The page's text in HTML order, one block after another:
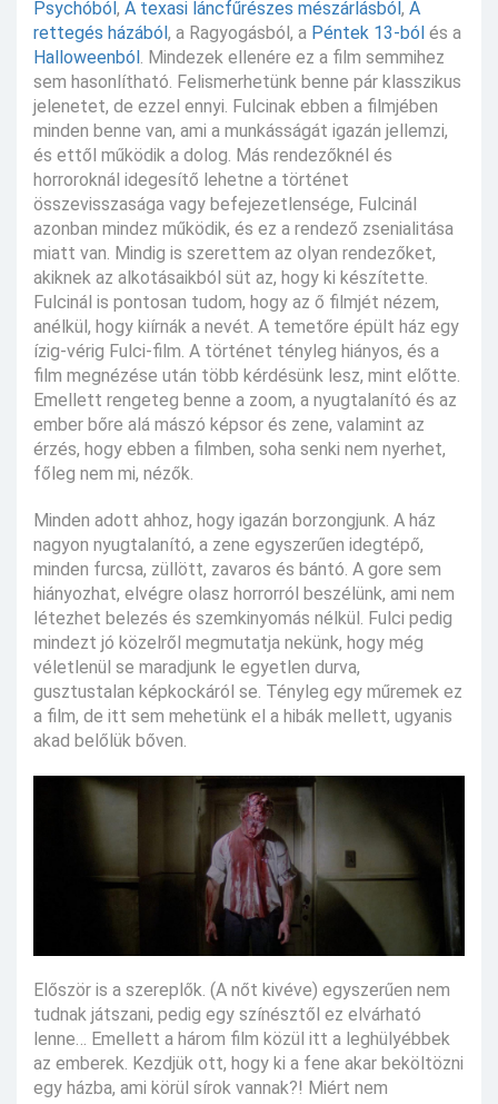
Psychóból, A texasi láncfűrészes mészárlásból, A
rettegés házából, a Ragyogásból, a Péntek 13-ból és a
Halloweenból . Mindezek ellenére ez a film semmihez
sem hasonlítható. Felismerhetünk benne pár klasszikus
jelenetet, de ezzel ennyi. Fulcinak ebben a filmjében
minden benne van, ami a munkásságát igazán jellemzi,
és ettől működik a dolog. Más rendezőknél és
horroroknál idegesítő lehetne a történet
összevisszasága vagy befejezetlensége, Fulcinál
azonban mindez működik, és ez a rendező zsenialitása
miatt van. Mindig is szerettem az olyan rendezőket,
akiknek az alkotásaikból süt az, hogy ki készítette.
Fulcinál is pontosan tudom, hogy az ő filmjét nézem,
anélkül, hogy kiírnák a nevét. A temetőre épült ház egy
ízig-vérig Fulci-film. A történet tényleg hiányos, és a
film megnézése után több kérdésünk lesz, mint előtte.
Emellett rengeteg benne a zoom, a nyugtalanító és az
ember bőre alá mászó képsor és zene, valamint az
érzés, hogy ebben a filmben, soha senki nem nyerhet,
főleg nem mi, nézők.
Minden adott ahhoz, hogy igazán borzongjunk. A ház
nagyon nyugtalanító, a zene egyszerűen idegtépő,
minden furcsa, züllött, zavaros és bántó. A gore sem
hiányozhat, elvégre olasz horrorról beszélünk, ami nem
létezhet belezés és szemkinyomás nélkül. Fulci pedig
mindezt jó közelről megmutatja nekünk, hogy még
véletlenül se maradjunk le egyetlen durva,
gusztustalan képkockáról se. Tényleg egy műremek ez
a film, de itt sem mehetünk el a hibák mellett, ugyanis
akad belőlük bőven.
Először is a szereplők. (A nőt kivéve) egyszerűen nem
tudnak játszani, pedig egy színésztől ez elvárható
lenne… Emellett a három film közül itt a leghülyébbek
az emberek. Kezdjük ott, hogy ki a fene akar beköltözni
egy házba, ami körül sírok vannak?! Miért nem